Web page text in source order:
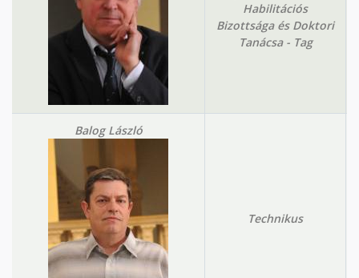
Habilitációs
Bizottsága és Doktori
Tanácsa - Tag
Balog László
Technikus